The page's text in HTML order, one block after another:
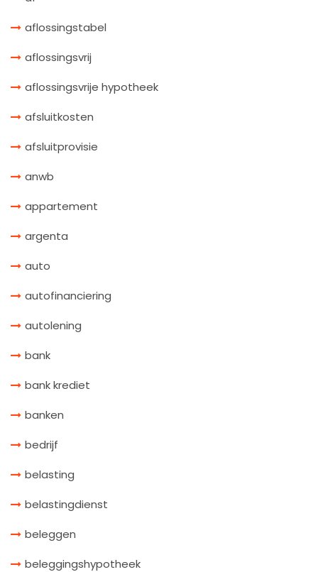
aflossingstabel
aflossingsvrij
aflossingsvrije hypotheek
afsluitkosten
afsluitprovisie
anwb
appartement
argenta
auto
autofinanciering
autolening
bank
bank krediet
banken
bedrijf
belasting
belastingdienst
beleggen
beleggingshypotheek